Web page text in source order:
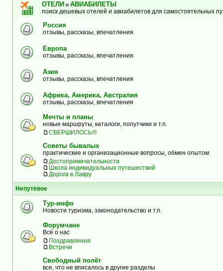
ОТЕЛИ и АВИАБИЛЕТЫ
поиск дешевых отелей и авиабилетов для самостоятельных
Россия
отзывы, рассказы, впечатления
Европа
отзывы, рассказы, впечатления
Азия
отзывы, рассказы, впечатления
Африка, Америка, Австралия
отзывы, рассказы, впечатления
Мечты и планы
новые маршруты, каталоги, попутчики и т.п.
СВЕРШИЛОСЬ!!!
Советы бывалых
практические и организационные вопросы, обмен опытом
Достопримечательности
Школа индивидуальных путешествий
Дорога в Лавру
Непутёвое
Тур-инфо
Новости туризма, законодательство и т.п.
Форумчане
Всё о нас
Поздравления
Встречи
Свободный полёт
все, что не вписалось в другие разделы